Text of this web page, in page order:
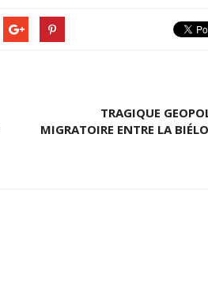
TRAGIQUE
MIGRATOIRE ENTRE LA